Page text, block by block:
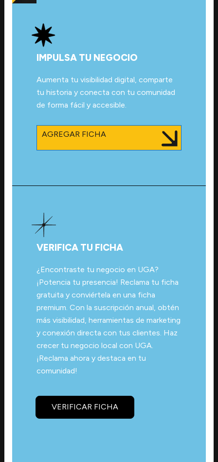
IMPULSA TU NEGOCIO
Aumenta tu visibilidad digital, comparte
tu historia y conecta con tu comunidad
de forma fácil y accesible.
AGREGAR FICHA
VERIFICA TU FICHA
¿Encontraste tu negocio en UGA?
¡Potencia tu presencia! Reclama tu ficha
gratuita y conviértela en una ficha
premium. Con la suscripción anual, obtén
más visibilidad, herramientas de marketing
y conexión directa con tus clientes. Haz
crecer tu negocio local con UGA.
¡Reclama ahora y destaca en tu
comunidad!
VERIFICAR FICHA